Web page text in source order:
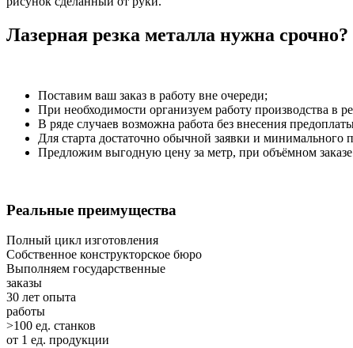
Лазерная резка металла нужна
Поставим ваш заказ в работу вне очереди;
При необходимости организуем работу производства в
В ряде случаев возможна работа без внесения
Для старта достаточно обычной заявки и минимального
Предложим выгодную цену за метр, при объёмном
Реальные преимущества
Полный цикл изготовления
Собственное конструкторское бюро
Выполняем государственные
заказы
30 лет опыта
работы
>100 ед. станков
от 1 ед. продукции